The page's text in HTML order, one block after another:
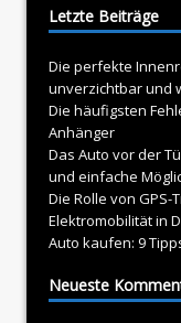
Letzte Beiträge
Die perfekte
unverzichtbar und
Die häufigsten
Anhänger
Das Auto vor der
und einfache
Die Rolle von
Elektromobilität in
Auto kaufen: 9
Neueste